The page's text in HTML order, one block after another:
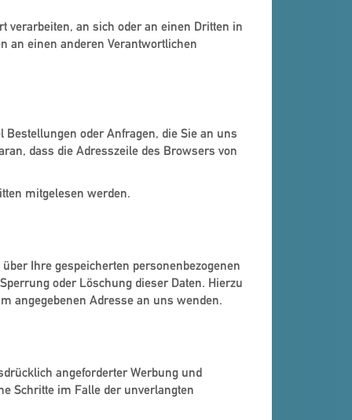
verarbeiten, an sich oder an einen Dritten in
an einen anderen Verantwortlichen
oder Anfragen, die Sie an uns
dass die Adresszeile des Browsers von
mitgelesen werden.
Ihre gespeicherten personenbezogenen
oder Löschung dieser Daten. Hierzu
angegebenen Adresse an uns wenden.
angeforderter Werbung und
Schritte im Falle der unverlangten